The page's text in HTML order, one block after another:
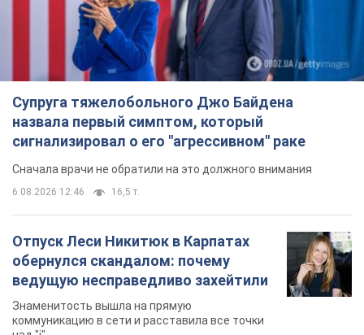
Отпуск Леси Никитюк в Карпатах
обернулся скандалом: почему
ведущую несправедливо захейтили
Знаменитость вышла на прямую
коммуникацию в сети и расставила все точки
над "i"
6.08.2026 17:32 13,2 т.
"Динамо" с победы стартовало в
квалификации Лиги конференций.
Видео
Матч прошел в Люблине
8 годин тому 2,3 т.